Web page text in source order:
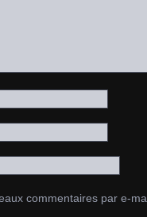
commentaires par e-